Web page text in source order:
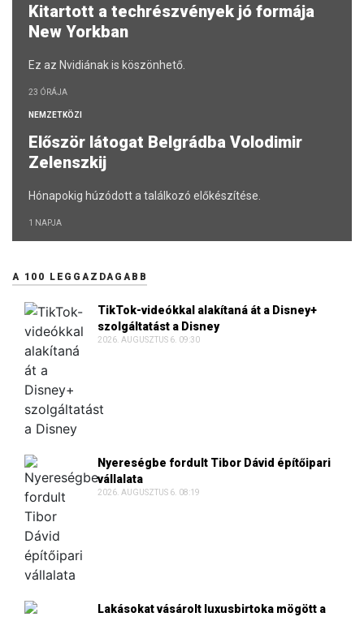
Kitartott a techrészvények jó formája
New Yorkban
Ez az Nvidiának is köszönhető.
23 ÓRÁJA
NEMZETKÖZI
Először látogat Belgrádba Volodimir
Zelenszkij
Hónapokig húzódott a találkozó előkészítése.
1 NAPJA
A 100 LEGGAZDAGABB
TikTok-videókkal alakítaná át a Disney+
szolgáltatást a Disney
2026. AUGUSZTUS 6. 09:30
Nyereségbe fordult Tibor Dávid építőipari
vállalata
2026. AUGUSZTUS 6. 08:19
Lakásokat vásárolt luxusbirtoka mögött a